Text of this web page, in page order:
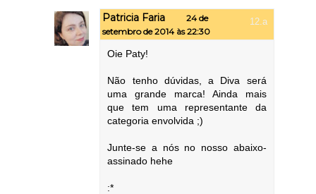
Patricia Faria
24 de
setembro de 2014 às 22:30
Oie Paty!
Não tenho dúvidas, a Diva será
uma grande marca! Ainda mais
que tem uma representante da
categoria envolvida ;)
Junte-se a nós no nosso abaixo-
assinado hehe
:*